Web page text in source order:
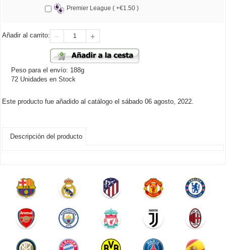
Premier League ( +€1.50 )
Añadir al carrito:
Peso para el envío: 188g
72 Unidades en Stock
Este producto fue añadido al catálogo el sábado 06 agosto, 2022.
Descripción del producto